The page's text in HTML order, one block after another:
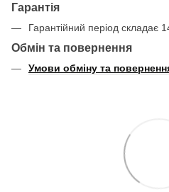
Гарантія
Гарантійний період складає
Обмін та повернення
Умови обміну та